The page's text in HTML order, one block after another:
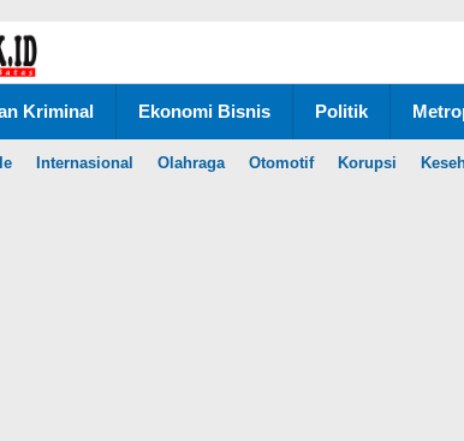
Kriminal Ekonomi Bisnis Politik
Internasional Olahraga Otomotif Korupsi